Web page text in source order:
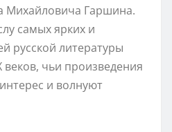
Михайловича Гаршина.
самых ярких и
русской литературы
веков, чьи произведения
и волнуют